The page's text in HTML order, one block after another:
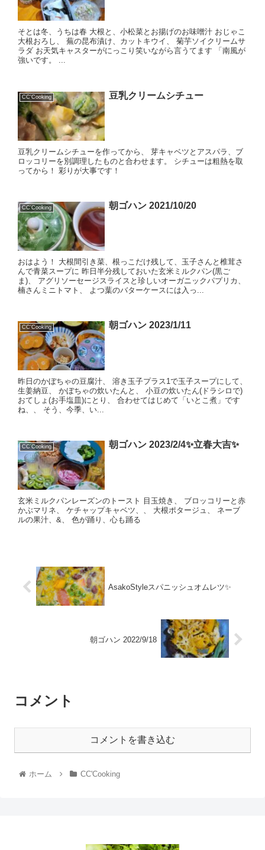
そとは冬、うちは春 大根と、小松菜とお揚げのお味噌汁 おじゃこ
大根おろし、 蕪の昆布漬け、カットキウイ、 菊芋ソイクリームサ
ラダ お天気キャスターがにっこり笑いながら言うてます 「南風が
強いです。 ...
CC'Cooking 豆乳クリームシチュー
豆乳クリームシチューを作ってから、 芽キャベツとアスパラ、ブ
ロッコリーを別調理したものと合わせます。 シチューは粗熱を取
ってから！ 彩りが大事です！
CC'Cooking 朝ゴハン 2021/10/20
おはよう！ 大根間引き菜、根っこだけ残して、玉子さんと椎茸さ
んで青菜スープに 昨日半分残しておいた玄米ミルクパン(黒ご
ま)、 アグリソーセージスライスと珍しいオーガニックパプリカ、
楠さんミニトマト、 よつ葉のバターケースには入っ...
CC'Cooking 朝ゴハン 2023/1/11
昨日のかぼちゃの豆腐汁、 溶き玉子プラス1で玉子スープにして、
生姜納豆、 かぼちゃの炊いたんと、 小豆の炊いたん(ドラシロで)
おてしょ(お手塩皿)にとり、 合わせてはじめて「いとこ煮」です
ね、、 そう、今季、い...
CC'Cooking 朝ゴハン 2023/2/4✨立春大吉✨
玄米ミルクパンレーズンのトースト 目玉焼き、 ブロッコリーと赤
かぶマリネ、 ケチャップキャベツ、、 大根ポタージュ、 ネーブ
ルの果汁、&、 色が踊り、心も踊る
AsakoStyleスパニッシュオムレツ✨
朝ゴハン 2022/9/18
コメント
コメントを書き込む
ホーム CC'Cooking